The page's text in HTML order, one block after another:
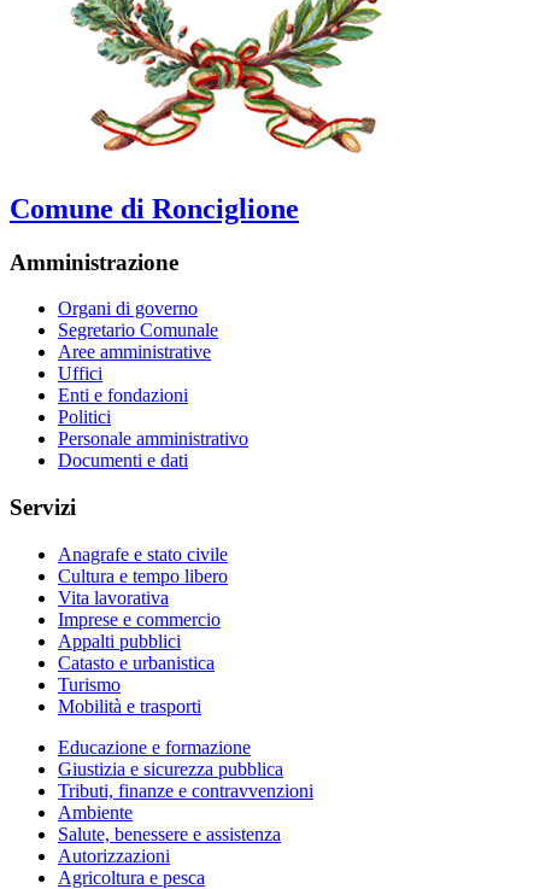
Comune di Ronciglione
Amministrazione
Organi di governo
Segretario Comunale
Aree amministrative
Uffici
Enti e fondazioni
Politici
Personale amministrativo
Documenti e dati
Servizi
Anagrafe e stato civile
Cultura e tempo libero
Vita lavorativa
Imprese e commercio
Appalti pubblici
Catasto e urbanistica
Turismo
Mobilità e trasporti
Educazione e formazione
Giustizia e sicurezza pubblica
Tributi, finanze e contravvenzioni
Ambiente
Salute, benessere e assistenza
Autorizzazioni
Agricoltura e pesca